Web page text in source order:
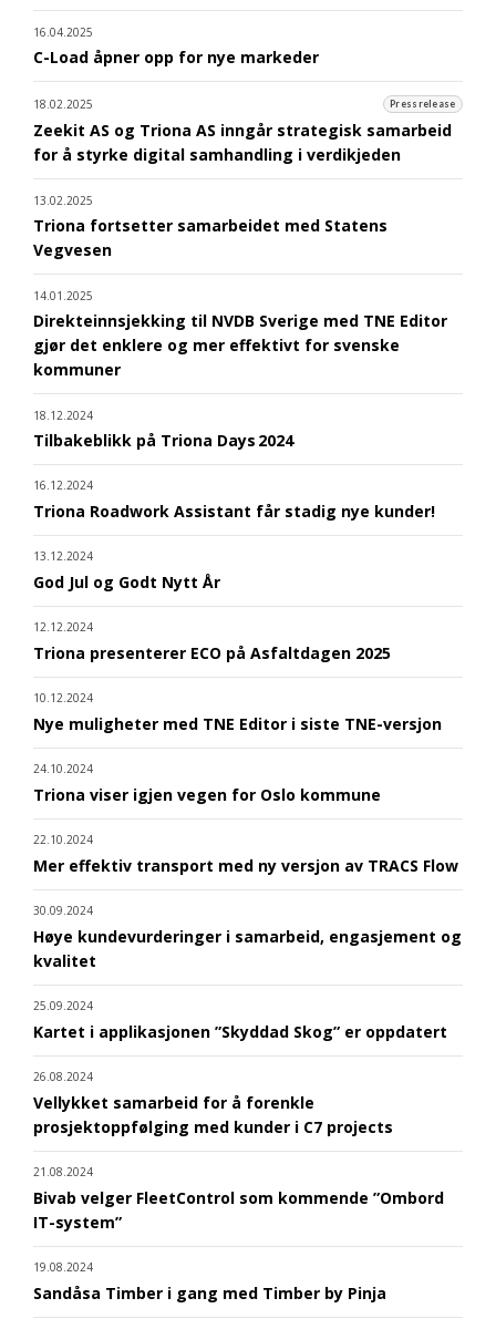
16.04.2025
C-Load åpner opp for nye markeder
18.02.2025 Pressrelease
Zeekit AS og Triona AS inngår strategisk samarbeid
for å styrke digital samhandling i verdikjeden
13.02.2025
Triona fortsetter samarbeidet med Statens
Vegvesen
14.01.2025
Direkteinnsjekking til NVDB Sverige med TNE Editor
gjør det enklere og mer effektivt for svenske
kommuner
18.12.2024
Tilbakeblikk på Triona Days 2024
16.12.2024
Triona Roadwork Assistant får stadig nye kunder!
13.12.2024
God Jul og Godt Nytt År
12.12.2024
Triona presenterer ECO på Asfaltdagen 2025
10.12.2024
Nye muligheter med TNE Editor i siste TNE-versjon
24.10.2024
Triona viser igjen vegen for Oslo kommune
22.10.2024
Mer effektiv transport med ny versjon av TRACS Flow
30.09.2024
Høye kundevurderinger i samarbeid, engasjement og
kvalitet
25.09.2024
Kartet i applikasjonen ”Skyddad Skog” er oppdatert
26.08.2024
Vellykket samarbeid for å forenkle
prosjektoppfølging med kunder i C7 projects
21.08.2024
Bivab velger FleetControl som kommende ”Ombord
IT-system”
19.08.2024
Sandåsa Timber i gang med Timber by Pinja